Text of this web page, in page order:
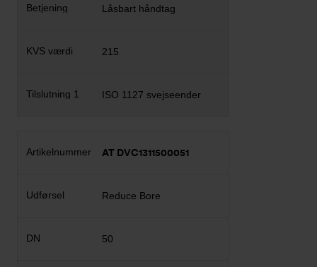
Låsbart håndtag
215
ISO 1127 svejseender
AT DVC1311500051
Reduce Bore
50